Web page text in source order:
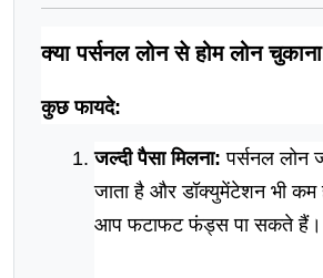
क्या पर्सनल लोन से होम लोन
कुछ फायदे:
जल्दी पैसा मिलना: पर्सनल लोन
जाता है और डॉक्युमेंटेशन भी कम
आप फटाफट फंड्स पा सकते हैं।